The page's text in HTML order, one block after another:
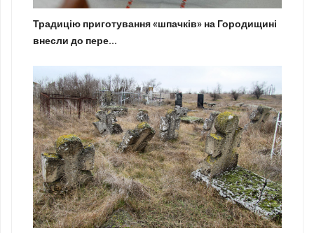
Традицію приготування «шпачків» на Городищині
внесли до пере...